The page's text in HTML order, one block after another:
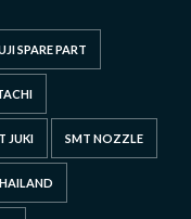
SPARE PART
JUKI SMT NOZZLE